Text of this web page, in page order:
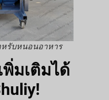
หรับหนอนอาหาร
พิ่มเติมได้